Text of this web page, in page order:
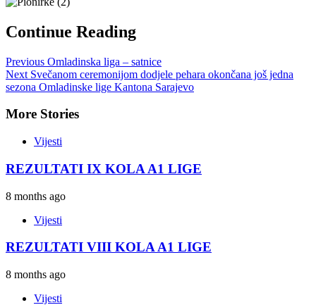
Continue Reading
Previous Omladinska liga – satnice
Next Svečanom ceremonijom dodjele pehara okončana još jedna
sezona Omladinske lige Kantona Sarajevo
More Stories
Vijesti
REZULTATI IX KOLA A1 LIGE
8 months ago
Vijesti
REZULTATI VIII KOLA A1 LIGE
8 months ago
Vijesti